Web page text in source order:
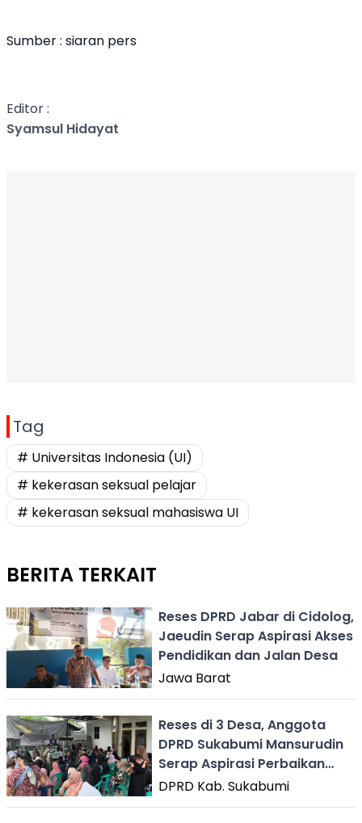
Sumber : siaran pers
Editor :
Syamsul Hidayat
Tag
# Universitas Indonesia (UI)
# kekerasan seksual pelajar
# kekerasan seksual mahasiswa UI
BERITA TERKAIT
Reses DPRD Jabar di Cidolog,
Jaeudin Serap Aspirasi Akses
Pendidikan dan Jalan Desa
Jawa Barat
Reses di 3 Desa, Anggota
DPRD Sukabumi Mansurudin
Serap Aspirasi Perbaikan
Jalan Tani dan Akses Wisata
DPRD Kab. Sukabumi